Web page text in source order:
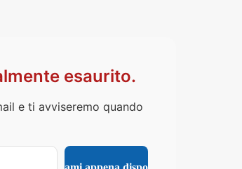
esaurito.
e ti avviseremo quando